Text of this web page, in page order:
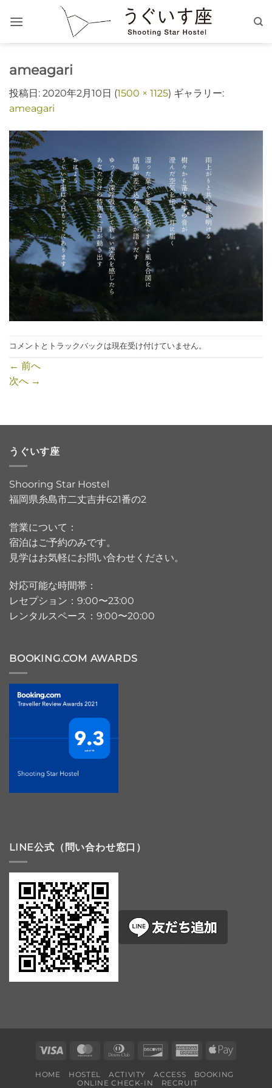
ameagari
投稿日: 2020年2月10日 (1500 × 1125) ギャラリー:
ameagari
コメントとトラックバックは現在受け付けていません。
← 前へ
次へ →
うぐいす座
Shooring Star Hostel
福岡県糸島市二丈吉井621番の2
営業について：
宿泊はご予約のみです。
見学はお気軽にお問い合わせください。
対応可能な時間帯：
レセプション：9:00〜23:00
レンタルスペース：9:00〜20:00
BOOKING.COM AWARDS
LINE公式（問い合わせ窓口）
Visa MasterCardDinners
Discover AmericanApple
HOME HOSTEL ACTIVITY ACCESS
BOOKING
ONLINE CHECK-IN
RECRUIT